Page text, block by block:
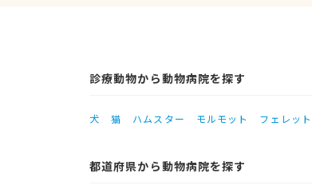
診療動物から動物病院を探す
犬 猫 ハムスター モルモット フェレット
都道府県から動物病院を探す